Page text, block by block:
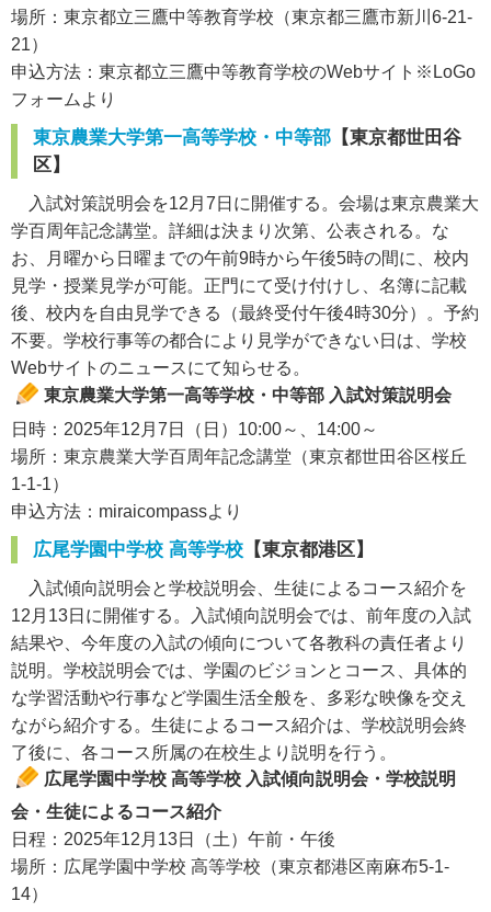
場所：東京都立三鷹中等教育学校（東京都三鷹市新川6-21-
21）
申込方法：東京都立三鷹中等教育学校のWebサイト※LoGo
フォームより
東京農業大学第一高等学校・中等部 【東京都世田谷
区】
入試対策説明会を12月7日に開催する。会場は東京農業大
学百周年記念講堂。詳細は決まり次第、公表される。な
お、月曜から日曜までの午前9時から午後5時の間に、校内
見学・授業見学が可能。正門にて受け付けし、名簿に記載
後、校内を自由見学できる（最終受付午後4時30分）。予約
不要。学校行事等の都合により見学ができない日は、学校
Webサイトのニュースにて知らせる。
東京農業大学第一高等学校・中等部 入試対策説明会
日時：2025年12月7日（日）10:00～、14:00～
場所：東京農業大学百周年記念講堂（東京都世田谷区桜丘
1-1-1）
申込方法：miraicompassより
広尾学園中学校 高等学校 【東京都港区】
入試傾向説明会と学校説明会、生徒によるコース紹介を
12月13日に開催する。入試傾向説明会では、前年度の入試
結果や、今年度の入試の傾向について各教科の責任者より
説明。学校説明会では、学園のビジョンとコース、具体的
な学習活動や行事など学園生活全般を、多彩な映像を交え
ながら紹介する。生徒によるコース紹介は、学校説明会終
了後に、各コース所属の在校生より説明を行う。
広尾学園中学校 高等学校 入試傾向説明会・学校説明
会・生徒によるコース紹介
日程：2025年12月13日（土）午前・午後
場所：広尾学園中学校 高等学校（東京都港区南麻布5-1-
14）